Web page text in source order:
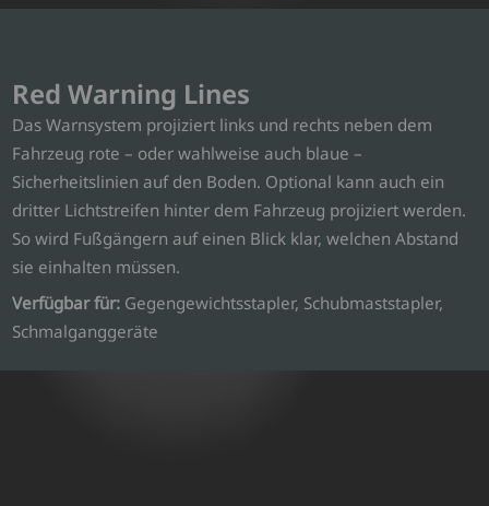
Red Warning Lines
Das Warnsystem projiziert links und rechts neben dem
Fahrzeug rote – oder wahlweise auch blaue –
Sicherheitslinien auf den Boden. Optional kann auch ein
dritter Lichtstreifen hinter dem Fahrzeug projiziert werden.
So wird Fußgängern auf einen Blick klar, welchen Abstand
sie einhalten müssen.
Verfügbar für: Gegengewichtsstapler, Schubmaststapler,
Schmalganggeräte